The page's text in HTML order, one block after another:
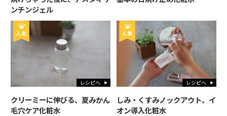
ンチンジェル
レシピへ
クリーミーに伸びる、夏みかん
毛穴ケア化粧水
レシピへ
しみ・くすみノックアウト、イ
オン導入化粧水